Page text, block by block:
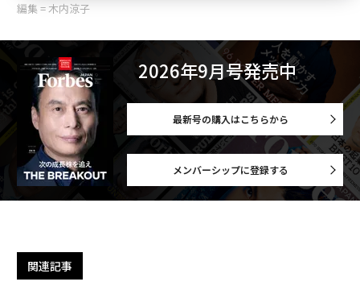
編集 = 木内涼子
2026年9月号発売中
最新号の購入はこちらから
メンバーシップに登録する
関連記事